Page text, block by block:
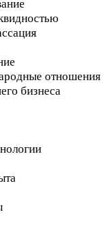
отношения
бизнеса